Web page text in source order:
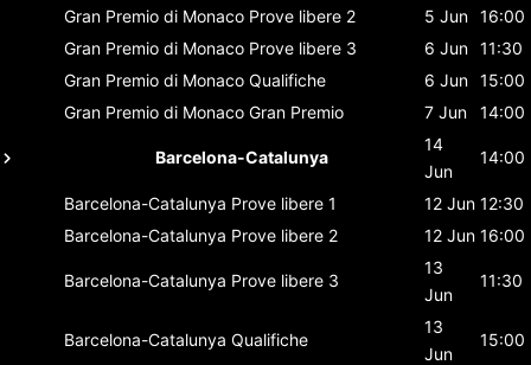
Gran Premio di Monaco Prove libere 2 5 Jun 16:00
Gran Premio di Monaco Prove libere 3 6 Jun 11:30
Gran Premio di Monaco Qualifiche 6 Jun 15:00
Gran Premio di Monaco Gran Premio 7 Jun 14:00
Barcelona-Catalunya
14
Jun
14:00
Barcelona-Catalunya Prove libere 1 12 Jun 12:30
Barcelona-Catalunya Prove libere 2 12 Jun 16:00
Barcelona-Catalunya Prove libere 3
13
Jun
11:30
Barcelona-Catalunya Qualifiche
13
Jun
15:00